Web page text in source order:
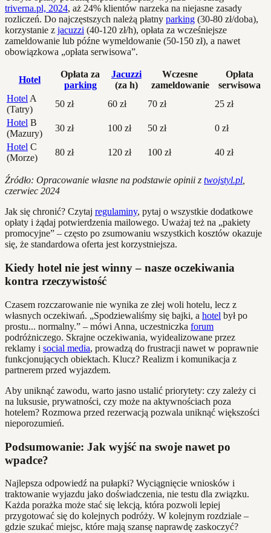
triverna.pl, 2024, aż 24% klientów narzeka na niejasne zasady
rozliczeń. Do najczęstszych należą płatny parking (30-80 zł/doba),
korzystanie z jacuzzi (40-120 zł/h), opłata za wcześniejsze
zameldowanie lub późne wymeldowanie (50-150 zł), a nawet
obowiązkowa „opłata serwisowa”.
Hotel
Opłata za
parking
Jacuzzi
(za h)
Wczesne
zameldowanie
Opłata
serwisowa
Hotel A
(Tatry)
50 zł 60 zł 70 zł
25 zł
Hotel B
(Mazury)
30 zł 100 zł 50 zł
0 zł
Hotel C
(Morze)
80 zł 120 zł 100 zł 40 zł
Źródło: Opracowanie własne na podstawie opinii z twojstyl.pl
czerwiec 2024
Jak się chronić? Czytaj regulaminy, pytaj o wszystkie dodatkowe
opłaty i żądaj potwierdzenia mailowego. Uważaj też na „pakiety
promocyjne” – często po zsumowaniu wszystkich kosztów okazuje
się, że standardowa oferta jest korzystniejsza.
Kiedy hotel nie jest winny – nasze oczekiwania
kontra rzeczywistość
Czasem rozczarowanie nie wynika ze złej woli hotelu, lecz z
własnych oczekiwań. „Spodziewaliśmy się bajki, a hotel był po
prostu... normalny.” – mówi Anna, uczestniczka forum
podróżniczego. Skrajne oczekiwania, wyidealizowane przez
reklamy i social media, prowadzą do frustracji nawet w poprawnie
funkcjonujących obiektach. Klucz? Realizm i komunikacja z
partnerem przed wyjazdem.
Aby uniknąć zawodu, warto jasno ustalić priorytety: czy zależy ci
na luksusie, prywatności, czy może na aktywnościach poza
hotelem? Rozmowa przed rezerwacją pozwala uniknąć większości
nieporozumień.
Podsumowanie: Jak wyjść na swoje nawet po
wpadce?
Najlepsza odpowiedź na pułapki? Wyciągnięcie wniosków i
traktowanie wyjazdu jako doświadczenia, nie testu dla związku.
Każda porażka może stać się lekcją, która pozwoli lepiej
przygotować się do kolejnych podróży. W kolejnym rozdziale –
gdzie szukać miejsc, które mają szansę naprawdę zaskoczyć?